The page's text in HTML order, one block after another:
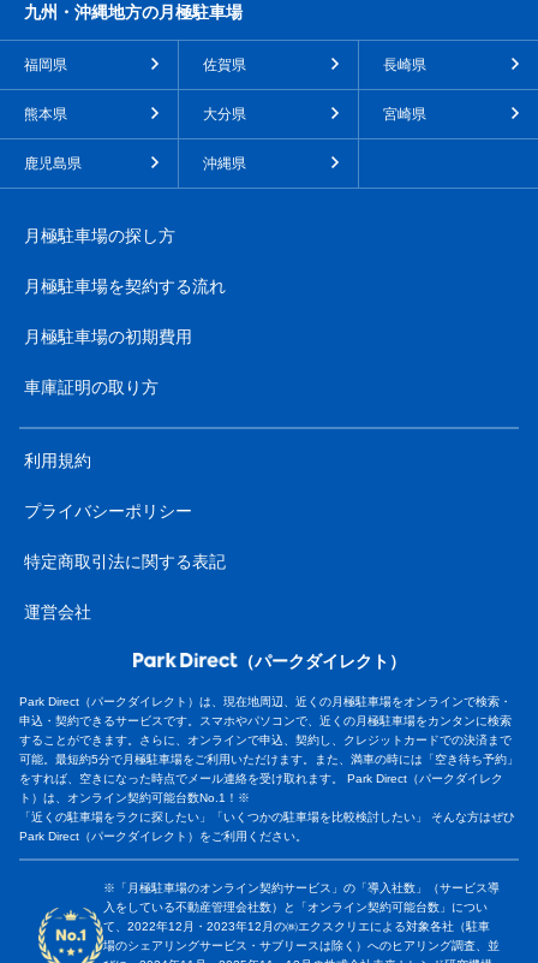
九州・沖縄地方の月極駐車場
福岡県 佐賀県 長崎県
熊本県 大分県 宮崎県
鹿児島県 沖縄県
月極駐車場の探し方
月極駐車場を契約する流れ
月極駐車場の初期費用
車庫証明の取り方
利用規約
プライバシーポリシー
特定商取引法に関する表記
運営会社
（パークダイレクト）
Park Direct（パークダイレクト）は、現在地周辺、近くの月極駐車場をオンラインで検索・
申込・契約できるサービスです。スマホやパソコンで、近くの月極駐車場をカンタンに検索
することができます。さらに、オンラインで申込、契約し、クレジットカードでの決済まで
可能。最短約5分で月極駐車場をご利用いただけます。また、満車の時には「空き待ち予約」
をすれば、空きになった時点でメール連絡を受け取れます。 Park Direct（パークダイレク
ト）は、オンライン契約可能台数No.1！※
「近くの駐車場をラクに探したい」「いくつかの駐車場を比較検討したい」 そんな方はぜひ
Park Direct（パークダイレクト）をご利用ください。
※「月極駐車場のオンライン契約サービス」の「導入社数」（サービス導
入をしている不動産管理会社数）と「オンライン契約可能台数」につい
て、2022年12月・2023年12月の㈱エクスクリエによる対象各社（駐車
場のシェアリングサービス・サブリースは除く）へのヒアリング調査、並